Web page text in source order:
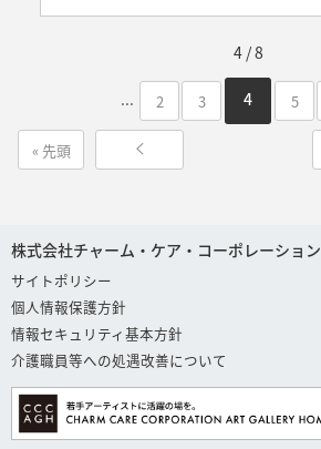
4 / 8
« 先頭
... 2 3 4 5
株式会社チャーム・ケア・コーポレーション
サイトポリシー
個人情報保護方針
情報セキュリティ基本方針
介護職員等への処遇改善について